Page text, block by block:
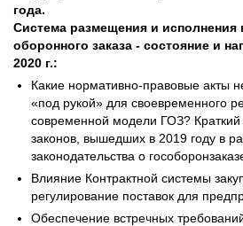
года.
Система размещения и исполнения
оборонного заказа - состояние и
2020 г.:
Какие нормативно-правовые акты
«под рукой» для своевременного
современной модели ГОЗ?
законов, вышедших в 2019 году в
законодательства о
Влияние Контрактной системы
регулирование поставок для
Обеспечение встречных